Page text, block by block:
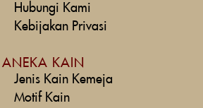
Hubungi Kami
Kebijakan Privasi
ANEKA KAIN
Jenis Kain Kemeja
Motif Kain